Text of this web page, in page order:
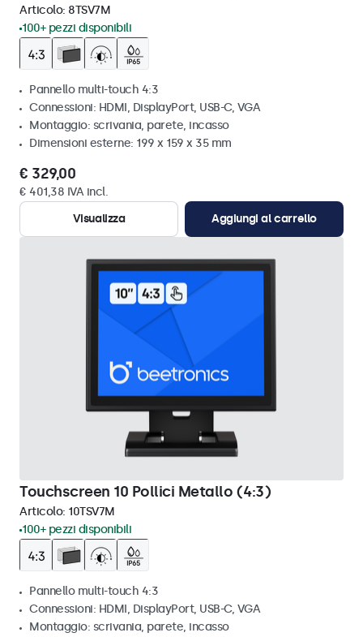
Articolo: 8TSV7M
100+ pezzi disponibili
Pannello multi-touch 4:3
Connessioni: HDMI, DisplayPort, USB-C, VGA
Montaggio: scrivania, parete, incasso
Dimensioni esterne: 199 x 159 x 35 mm
€ 329,00
€ 401,38 IVA incl.
Visualizza
Aggiungi al carrello
Touchscreen 10 Pollici Metallo (4:3)
Articolo: 10TSV7M
100+ pezzi disponibili
Pannello multi-touch 4:3
Connessioni: HDMI, DisplayPort, USB-C, VGA
Montaggio: scrivania, parete, incasso